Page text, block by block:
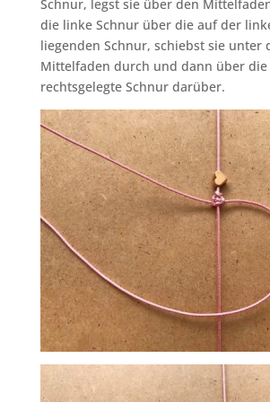
Schnur, legst sie über den
die linke Schnur über die auf der
liegenden Schnur, schiebst sie unter
Mittelfaden durch und dann über die
rechtsgelegte Schnur darüber.